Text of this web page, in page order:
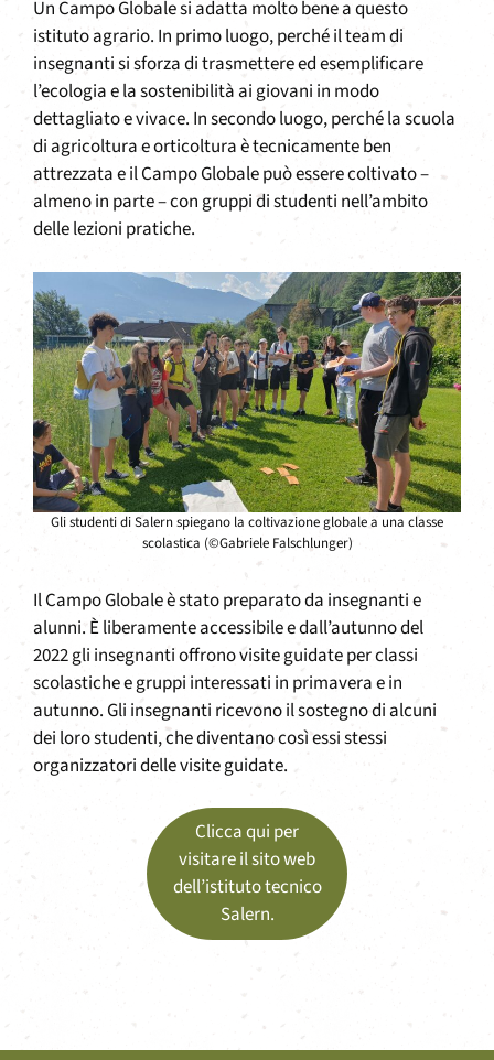
Un Campo Globale si adatta molto bene a questo
istituto agrario. In primo luogo, perché il team di
insegnanti si sforza di trasmettere ed esemplificare
l’ecologia e la sostenibilità ai giovani in modo
dettagliato e vivace. In secondo luogo, perché la scuola
di agricoltura e orticoltura è tecnicamente ben
attrezzata e il Campo Globale può essere coltivato –
almeno in parte – con gruppi di studenti nell’ambito
delle lezioni pratiche.
Gli studenti di Salern spiegano la coltivazione globale a una classe
scolastica (©Gabriele Falschlunger)
Il Campo Globale è stato preparato da insegnanti e
alunni. È liberamente accessibile e dall’autunno del
2022 gli insegnanti offrono visite guidate per classi
scolastiche e gruppi interessati in primavera e in
autunno. Gli insegnanti ricevono il sostegno di alcuni
dei loro studenti, che diventano così essi stessi
organizzatori delle visite guidate.
Clicca qui per
visitare il sito web
dell’istituto tecnico
Salern.